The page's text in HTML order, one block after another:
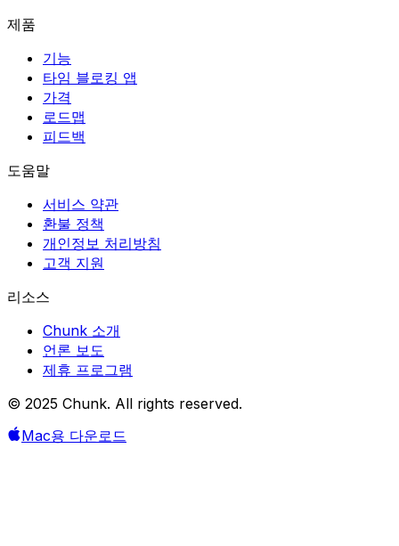
제품
기능
타임 블로킹 앱
가격
로드맵
피드백
도움말
서비스 약관
환불 정책
개인정보 처리방침
고객 지원
리소스
Chunk 소개
언론 보도
제휴 프로그램
© 2025 Chunk. All rights reserved.
Mac용 다운로드